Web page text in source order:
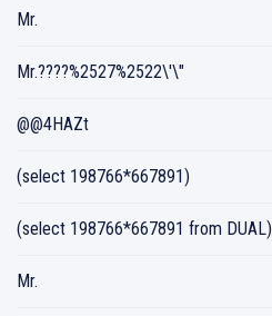
Mr.
Mr.????%2527%2522\'\"
@@4HAZt
(select 198766*667891)
(select 198766*667891 from DUAL)
Mr.